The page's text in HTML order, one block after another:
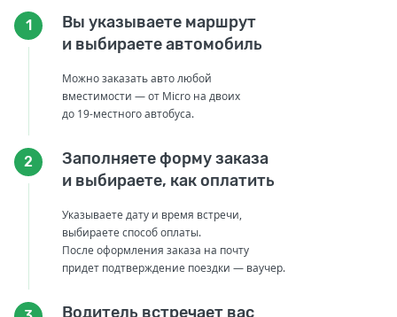
1
Вы указываете маршрут
и выбираете автомобиль
Можно заказать авто любой
вместимости — от Micro на двоих
до 19-местного автобуса.
2
Заполняете форму заказа
и выбираете, как оплатить
Указываете дату и время встречи,
выбираете способ оплаты.
После оформления заказа на почту
придет подтверждение поездки — ваучер.
Водитель встречает вас